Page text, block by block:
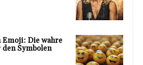
Emoji: Die wahre
Symbolen